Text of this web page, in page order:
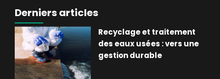
Derniers articles
Recyclage et traitement
des eaux usées : vers une
gestion durable